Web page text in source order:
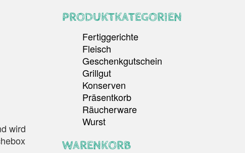
wird
PRODUKTKATEGORIEN
Fertiggerichte
Fleisch
Geschenkgutschein
Grillgut
Konserven
Präsentkorb
Räucherware
Wurst
WARENKORB